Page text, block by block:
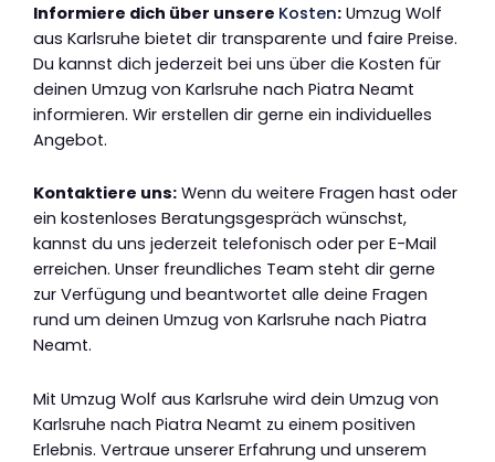
Informiere dich über unsere Kosten: Umzug Wolf
aus Karlsruhe bietet dir transparente und faire Preise.
Du kannst dich jederzeit bei uns über die Kosten für
deinen Umzug von Karlsruhe nach Piatra Neamt
informieren. Wir erstellen dir gerne ein individuelles
Angebot.
Kontaktiere uns: Wenn du weitere Fragen hast oder
ein kostenloses Beratungsgespräch wünschst,
kannst du uns jederzeit telefonisch oder per E-Mail
erreichen. Unser freundliches Team steht dir gerne
zur Verfügung und beantwortet alle deine Fragen
rund um deinen Umzug von Karlsruhe nach Piatra
Neamt.
Mit Umzug Wolf aus Karlsruhe wird dein Umzug von
Karlsruhe nach Piatra Neamt zu einem positiven
Erlebnis. Vertraue unserer Erfahrung und unserem